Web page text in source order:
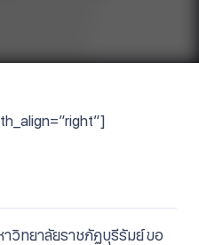
วิทยาลัยราชภัฏบุรีรัมย์ ขอ